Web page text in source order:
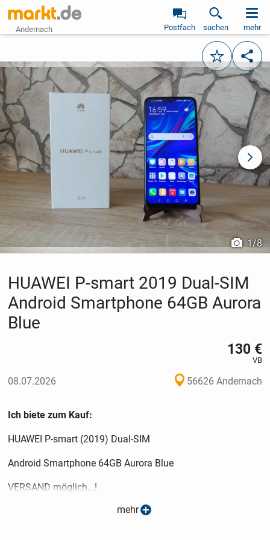
Andernach Postfach suchen mehr
Merken
vorheriges Bild
1/8
HUAWEI P-smart 2019 Dual-SIM
Android Smartphone 64GB Aurora
Blue
130 €
VB
08.07.2026 56626 Andernach
Ich biete zum Kauf:
HUAWEI P-smart (2019) Dual-SIM
Android Smartphone 64GB Aurora Blue
VERSAND möglich...!
mehr